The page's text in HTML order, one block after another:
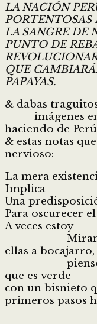
LA NACIÓN
PORTENTOSAS
LA SANGRE DE
PUNTO DE
QUE
PAPAYAS.
& dabas
imágenes
haciendo de
& estas notas
nervioso:
La mera
Implica
Una
Para oscurecer
A veces estoy
Mirando
ellas a bocajarro,
pienso en
que es verde
con un bisnieto
primeros pasos